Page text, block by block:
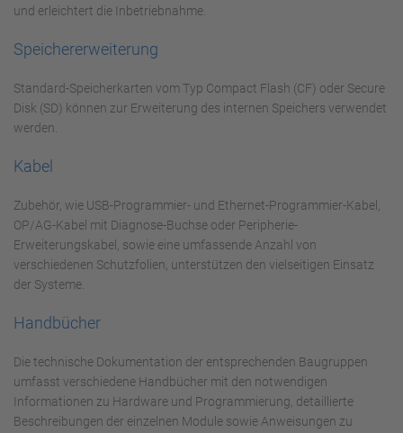
und erleichtert die Inbetriebnahme.
Speichererweiterung
Standard-Speicherkarten vom Typ Compact Flash (CF) oder Secure
Disk (SD) können zur Erweiterung des internen Speichers verwendet
werden.
Kabel
Zubehör, wie USB-Programmier- und Ethernet-Programmier-Kabel,
OP/AG-Kabel mit Diagnose-Buchse oder Peripherie-
Erweiterungskabel, sowie eine umfassende Anzahl von
verschiedenen Schutzfolien, unterstützen den vielseitigen Einsatz
der Systeme.
Handbücher
Die technische Dokumentation der entsprechenden Baugruppen
umfasst verschiedene Handbücher mit den notwendigen
Informationen zu Hardware und Programmierung, detaillierte
Beschreibungen der einzelnen Module sowie Anweisungen zu